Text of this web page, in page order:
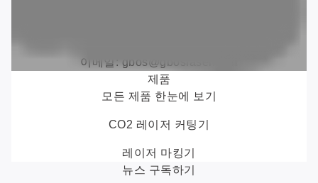
이메일: gbos@gboslaser.com
제품
모든 제품 한눈에 보기
CO2 레이저 커팅기
레이저 마킹기
뉴스 구독하기